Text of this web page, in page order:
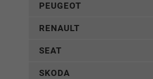
PEUGEOT
RENAULT
SEAT
SKODA